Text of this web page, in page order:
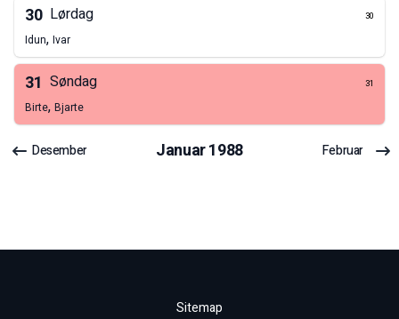
30 Lørdag 30
Idun, Ivar
31 Søndag 31
Birte, Bjarte
Desember Januar1988 Februar
Sitemap